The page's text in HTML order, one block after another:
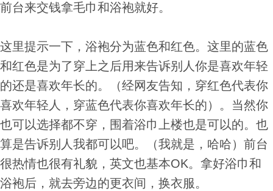
前台来交钱拿毛巾和浴袍就好。
这里提示一下，浴袍分为蓝色和红色。这里的蓝色
和红色是为了穿上之后用来告诉别人你是喜欢年轻
的还是喜欢年长的。（经网友告知，穿红色代表你
喜欢年轻人，穿蓝色代表你喜欢年长的）。当然你
也可以选择都不穿，围着浴巾上楼也是可以的。也
算是告诉别人我都可以吧。（我就是，哈哈）前台
很热情也很有礼貌，英文也基本OK。拿好浴巾和
浴袍后，就去旁边的更衣间，换衣服。